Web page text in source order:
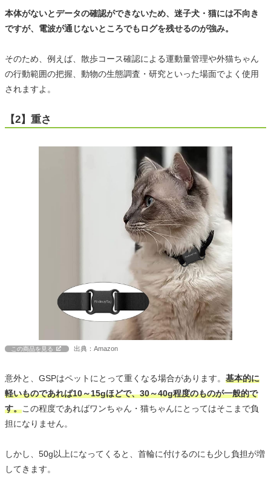
本体がないとデータの確認ができないため、迷子犬・猫には不向き
ですが、電波が通じないところでもログを残せるのが強み。
そのため、例えば、散歩コース確認による運動量管理や外猫ちゃん
の行動範囲の把握、動物の生態調査・研究といった場面でよく使用
されますよ。
【2】重さ
この商品を見る 出典：Amazon
意外と、GSPはペットにとって重くなる場合があります。 基本的に
軽いものであれば10～15gほどで、30～40g程度のものが一般的で
す。この程度であればワンちゃん・猫ちゃんにとってはそこまで負
担になりません。
しかし、50g以上になってくると、首輪に付けるのにも少し負担が増
してきます。